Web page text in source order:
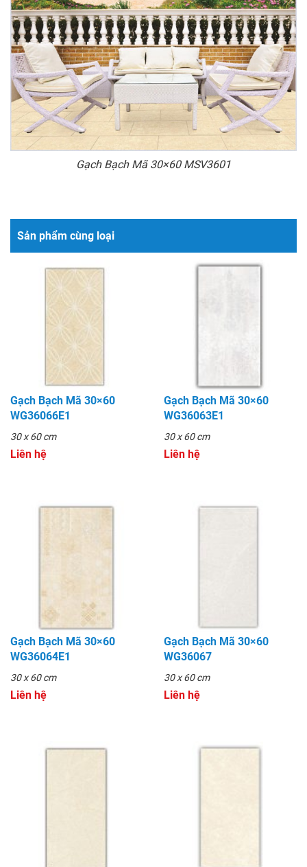
Gạch Bạch Mã 30×60 MSV3601
Sản phẩm cùng loại
Gạch Bạch Mã 30×60
WG36066E1
30 x 60 cm
Liên hệ
Gạch Bạch Mã 30×60
WG36063E1
30 x 60 cm
Liên hệ
Gạch Bạch Mã 30×60
WG36064E1
30 x 60 cm
Liên hệ
Gạch Bạch Mã 30×60
WG36067
30 x 60 cm
Liên hệ